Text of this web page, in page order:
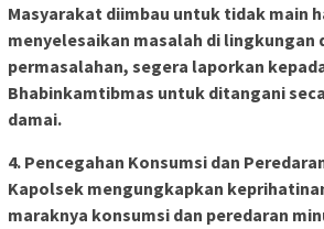
Masyarakat diimbau untuk tidak main
menyelesaikan masalah di lingkungan
permasalahan, segera laporkan
Bhabinkamtibmas untuk ditangani
damai.
4. Pencegahan Konsumsi dan
Kapolsek mengungkapkan
maraknya konsumsi dan peredaran